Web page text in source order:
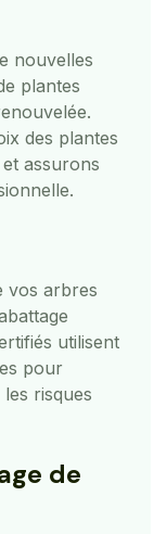
nouvelles
plantes
des plantes
assurons
vos arbres
utilisent
pour
risques
de